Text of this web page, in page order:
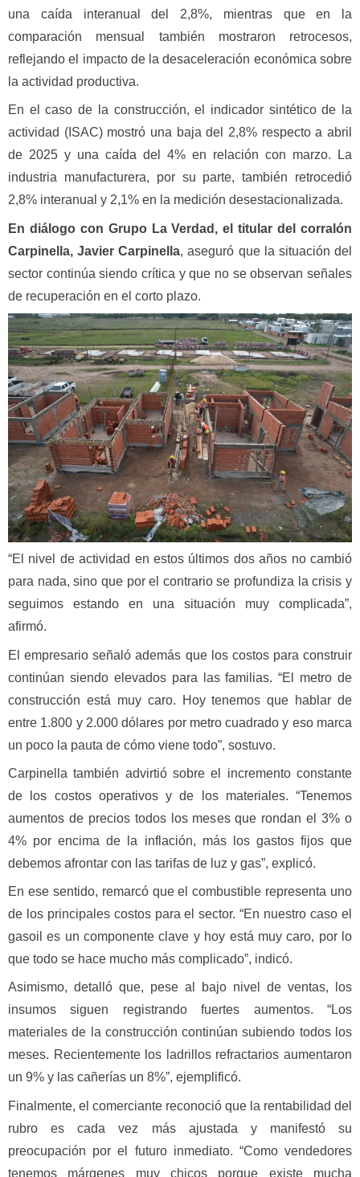
una caída interanual del 2,8%, mientras que en la
comparación mensual también mostraron retrocesos,
reflejando el impacto de la desaceleración económica sobre
la actividad productiva.
En el caso de la construcción, el indicador sintético de la
actividad (ISAC) mostró una baja del 2,8% respecto a abril
de 2025 y una caída del 4% en relación con marzo. La
industria manufacturera, por su parte, también retrocedió
2,8% interanual y 2,1% en la medición desestacionalizada.
En diálogo con Grupo La Verdad, el titular del corralón
Carpinella, Javier Carpinella, aseguró que la situación del
sector continúa siendo crítica y que no se observan señales
de recuperación en el corto plazo.
“El nivel de actividad en estos últimos dos años no cambió
para nada, sino que por el contrario se profundiza la crisis y
seguimos estando en una situación muy complicada”,
afirmó.
El empresario señaló además que los costos para construir
continúan siendo elevados para las familias. “El metro de
construcción está muy caro. Hoy tenemos que hablar de
entre 1.800 y 2.000 dólares por metro cuadrado y eso marca
un poco la pauta de cómo viene todo”, sostuvo.
Carpinella también advirtió sobre el incremento constante
de los costos operativos y de los materiales. “Tenemos
aumentos de precios todos los meses que rondan el 3% o
4% por encima de la inflación, más los gastos fijos que
debemos afrontar con las tarifas de luz y gas”, explicó.
En ese sentido, remarcó que el combustible representa uno
de los principales costos para el sector. “En nuestro caso el
gasoil es un componente clave y hoy está muy caro, por lo
que todo se hace mucho más complicado”, indicó.
Asimismo, detalló que, pese al bajo nivel de ventas, los
insumos siguen registrando fuertes aumentos. “Los
materiales de la construcción continúan subiendo todos los
meses. Recientemente los ladrillos refractarios aumentaron
un 9% y las cañerías un 8%”, ejemplificó.
Finalmente, el comerciante reconoció que la rentabilidad del
rubro es cada vez más ajustada y manifestó su
preocupación por el futuro inmediato. “Como vendedores
tenemos márgenes muy chicos porque existe mucha